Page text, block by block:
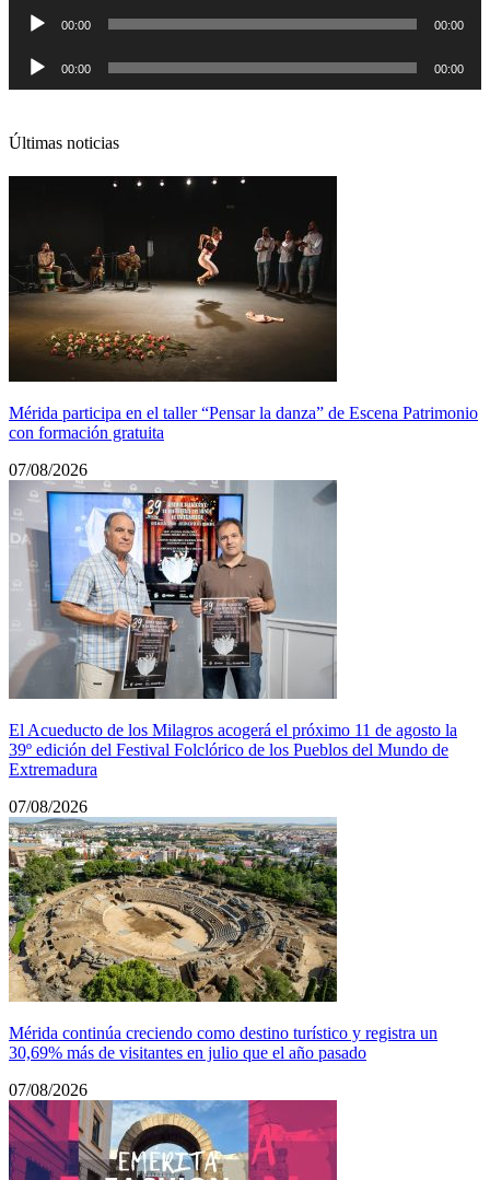
Reproductor
00:00 00:00
Reproductor
audio
00:00 00:00
Últimas noticias
Mérida participa en el taller “Pensar la danza” de Escena Patrimonio
con formación gratuita
07/08/2026
El Acueducto de los Milagros acogerá el próximo 11 de agosto la
39º edición del Festival Folclórico de los Pueblos del Mundo de
Extremadura
07/08/2026
Mérida continúa creciendo como destino turístico y registra un
30,69% más de visitantes en julio que el año pasado
07/08/2026